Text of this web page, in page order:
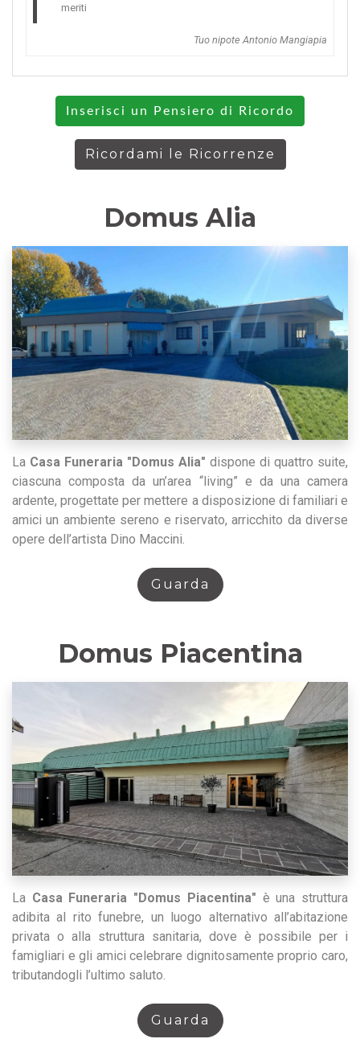
meriti
Tuo nipote Antonio Mangiapia
Inserisci un Pensiero di Ricordo
Ricordami le Ricorrenze
Domus Alia
La Casa Funeraria "Domus Alia" dispone di quattro suite,
ciascuna composta da un’area “living” e da una camera
ardente, progettate per mettere a disposizione di familiari e
amici un ambiente sereno e riservato, arricchito da diverse
opere dell’artista Dino Maccini.
Guarda
Domus Piacentina
La Casa Funeraria "Domus Piacentina" è una struttura
adibita al rito funebre, un luogo alternativo all’abitazione
privata o alla struttura sanitaria, dove è possibile per i
famigliari e gli amici celebrare dignitosamente proprio caro,
tributandogli l’ultimo saluto.
Guarda